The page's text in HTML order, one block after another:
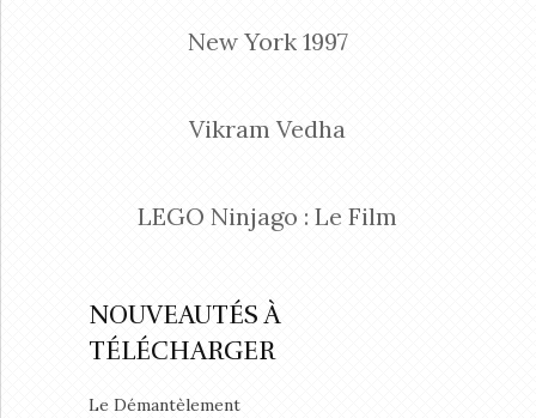
New York 1997
Vikram Vedha
LEGO Ninjago : Le Film
NOUVEAUTÉS À
TÉLÉCHARGER
Le Démantèlement